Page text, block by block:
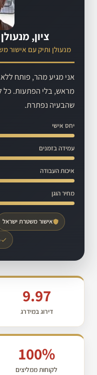
ציון,
מנעולן ותיק עם אישור
אני מגיע מהר, פותח
מראש, בלי הפתעות. כל
שהבעיה נפתרת.
יחס אישי
עמידה בזמנים
איכות העבודה
מחיר הוגן
אישור משטרת ישראל
9.97
דירוג במידרג
100%
לקוחות ממליצים